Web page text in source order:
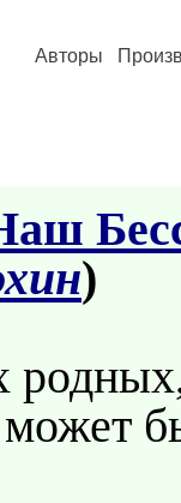
Авторы
)